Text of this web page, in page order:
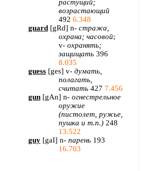
растущий;
возрастающий
492 6.348
guard [gRd] n- стража,
охрана; часовой;
v- охранять;
защищать 396
8.035
guess [ges] v- думать,
полагать,
считать 427 7.456
gun [gAn] n- огнестрельное
оружие
(пистолет, ружье,
пушка и т.п.) 248
13.522
guy [gaI] n- парень 193
16.703